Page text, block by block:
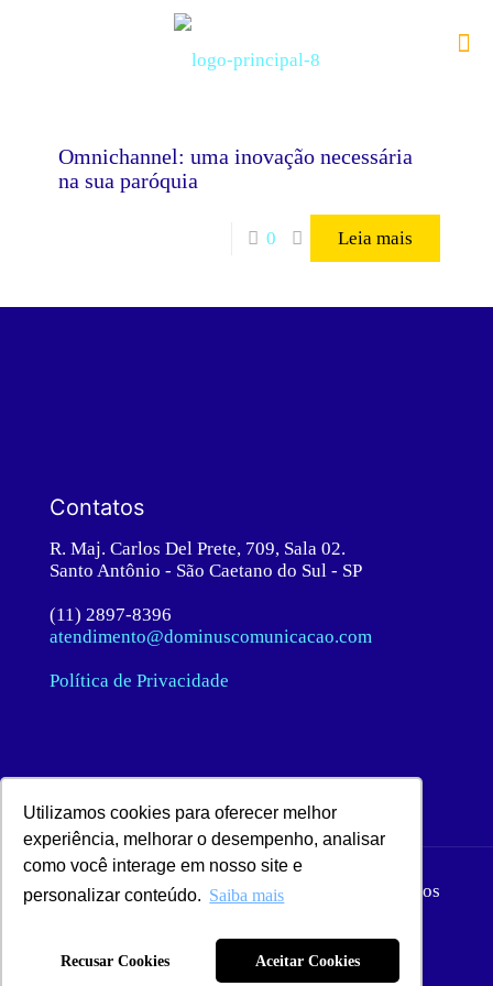
Utilizamos cookies para oferecer melhor
experiência, melhorar o desempenho, analisar
como você interage em nosso site e
personalizar conteúdo. Saiba mais
Recusar Cookies Aceitar Cookies
Omnichannel: uma inovação necessária
na sua paróquia
0 Leia mais
Contatos
R. Maj. Carlos Del Prete, 709, Sala 02.
Santo Antônio - São Caetano do Sul - SP
(11) 2897-8396
atendimento@dominuscomunicacao.com
Política de Privacidade
© 2020 Dominus Comunicação. Todos os direitos